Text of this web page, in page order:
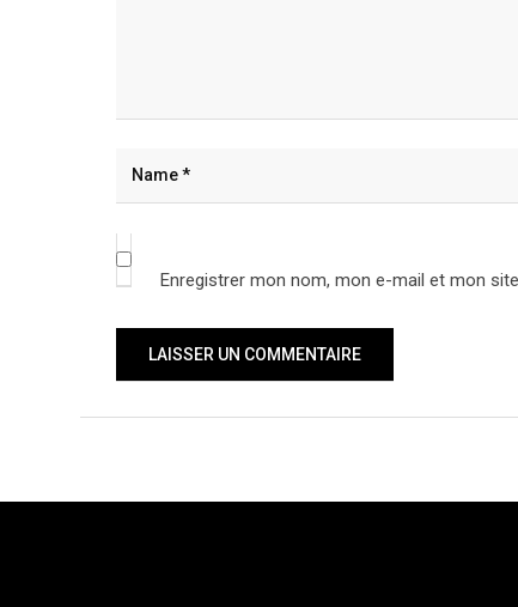
Enregistrer mon nom, mon e-mail et mon